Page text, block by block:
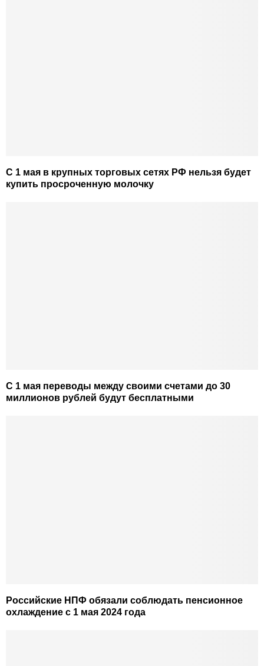
С 1 мая в крупных торговых сетях РФ нельзя будет
купить просроченную молочку
С 1 мая переводы между своими счетами до 30
миллионов рублей будут бесплатными
Российские НПФ обязали соблюдать пенсионное
охлаждение с 1 мая 2024 года